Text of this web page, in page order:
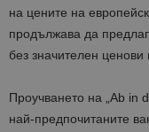
на цените на
продължава да
без значителен ценови
Проучването на „Ab in
най-предпочитаните